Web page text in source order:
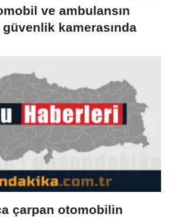
ve ambulansın
güvenlik kamerasında
çarpan otomobilin